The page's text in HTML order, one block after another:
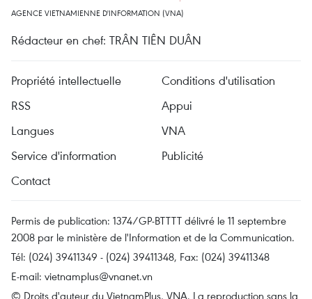
AGENCE VIETNAMIENNE D'INFORMATION (VNA)
Rédacteur en chef: TRÂN TIÊN DUÂN
Propriété intellectuelle
Conditions d'utilisation
RSS
Appui
Langues
VNA
Service d'information
Publicité
Contact
Permis de publication: 1374/GP-BTTTT délivré le 11 septembre
2008 par le ministère de l'Information et de la Communication.
Tél: (024) 39411349 - (024) 39411348, Fax: (024) 39411348
E-mail: vietnamplus@vnanet.vn
© Droits d'auteur du VietnamPlus, VNA. La reproduction sans la